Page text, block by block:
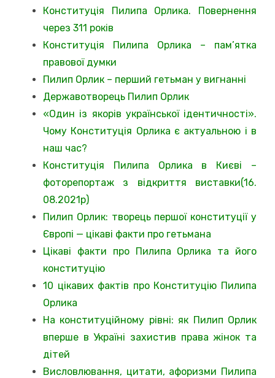
Конституція Пилипа Орлика. Повернення
через 311 років
Конституція Пилипа Орлика – пам’ятка
правової думки
Пилип Орлик – перший гетьман у вигнанні
Державотворець Пилип Орлик
«Один із якорів української ідентичності».
Чому Конституція Орлика є актуальною і в
наш час?
Конституція Пилипа Орлика в Києві –
фоторепортаж з відкриття виставки(16.
08.2021р)
Пилип Орлик: творець першої конституції у
Європі — цікаві факти про гетьмана
Цікаві факти про Пилипа Орлика та його
конституцію
10 цікавих фактів про Конституцію Пилипа
Орлика
На конституційному рівні: як Пилип Орлик
вперше в Україні захистив права жінок та
дітей
Висловлювання, цитати, афоризми Пилипа